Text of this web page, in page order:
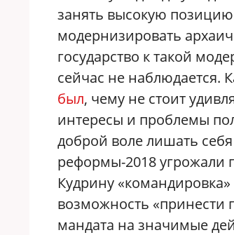
занять высокую
модернизировать
государство к такой
сейчас не
был, чему не стоит
интересы и проблемы
доброй воле лишать
реформы-2018 угрожали
Кудрину
возможность «принести
мандата на значимые